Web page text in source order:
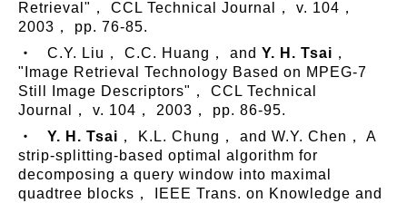
Retrieval"， CCL Technical Journal， v. 104，
2003， pp. 76-85.
‧ C.Y. Liu， C.C. Huang， and Y. H. Tsai ，
"Image Retrieval Technology Based on MPEG-7
Still Image Descriptors"， CCL Technical
Journal， v. 104， 2003， pp. 86-95.
‧ Y. H. Tsai ， K.L. Chung， and W.Y. Chen， A
strip-splitting-based optimal algorithm for
decomposing a query window into maximal
quadtree blocks， IEEE Trans. on Knowledge and